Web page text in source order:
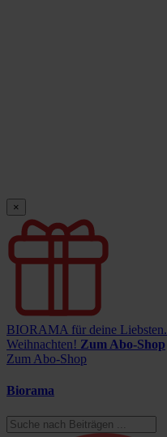
×
BIORAMA für deine Liebsten.
Weihnachten! Zum Abo-Shop
Zum Abo-Shop
Biorama